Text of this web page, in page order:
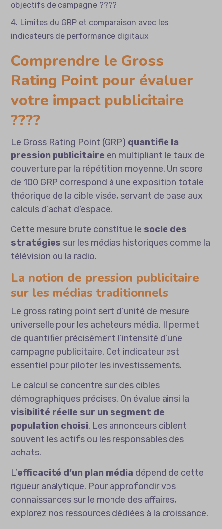
objectifs de campagne ????
Limites du GRP et comparaison avec les
indicateurs de performance digitaux
Comprendre le Gross
Rating Point pour évaluer
votre impact publicitaire
????
Le Gross Rating Point (GRP) quantifie la
pression publicitaire en multipliant le taux de
couverture par la répétition moyenne. Un score
de 100 GRP correspond à une exposition totale
théorique de la cible visée, servant de base aux
calculs d’achat d’espace.
Cette mesure brute constitue le socle des
stratégies sur les médias historiques comme la
télévision ou la radio.
La notion de pression publicitaire
sur les médias traditionnels
Le gross rating point sert d’unité de mesure
universelle pour les acheteurs média. Il permet
de quantifier précisément l’intensité d’une
campagne publicitaire. Cet indicateur est
essentiel pour piloter les investissements.
Le calcul se concentre sur des cibles
démographiques précises. On évalue ainsi la
visibilité réelle sur un segment de
population choisi. Les annonceurs ciblent
souvent les actifs ou les responsables des
achats.
L’efficacité d’un plan média dépend de cette
rigueur analytique. Pour approfondir vos
connaissances sur le monde des affaires,
explorez nos ressources dédiées à la croissance.